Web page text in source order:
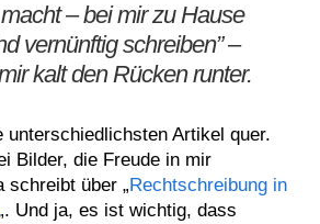
– bei mir zu Hause
vernünftig schreiben” –
kalt den Rücken runter.
unterschiedlichsten Artikel quer.
Bilder, die Freude in mir
schreibt über „Rechtschreibung in
Und ja, es ist wichtig, dass